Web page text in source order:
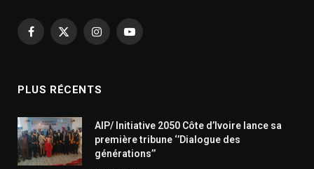
Facebook
X
InstagramYouTube
PLUS RÉCENTS
AIP/ Initiative 2050 Côte d’Ivoire lance sa
première tribune ‘’Dialogue des
générations’’